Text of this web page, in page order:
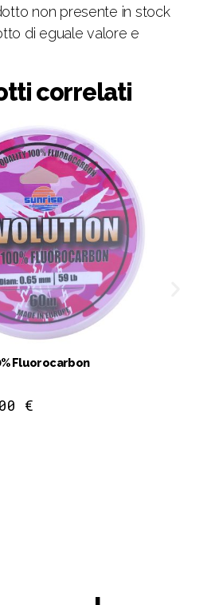
non presente in stock
di eguale valore e
correlati
Fluorocarbon
€